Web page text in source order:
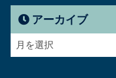
アーカイブ